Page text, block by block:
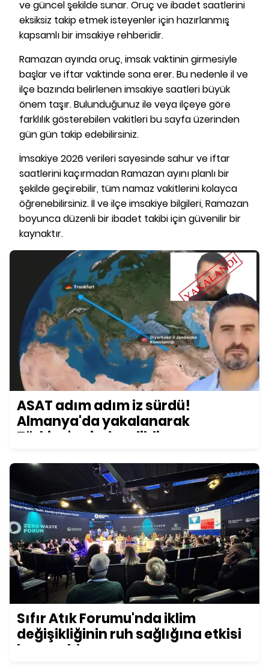
ve güncel şekilde sunar. Oruç ve ibadet saatlerini
eksiksiz takip etmek isteyenler için hazırlanmış
kapsamlı bir imsakiye rehberidir.
Ramazan ayında oruç, imsak vaktinin girmesiyle
başlar ve iftar vaktinde sona erer. Bu nedenle il ve
ilçe bazında belirlenen imsakiye saatleri büyük
önem taşır. Bulunduğunuz ile veya ilçeye göre
farklılık gösterebilen vakitleri bu sayfa üzerinden
gün gün takip edebilirsiniz.
İmsakiye 2026 verileri sayesinde sahur ve iftar
saatlerini kaçırmadan Ramazan ayını planlı bir
şekilde geçirebilir, tüm namaz vakitlerini kolayca
öğrenebilirsiniz. İl ve ilçe imsakiye bilgileri, Ramazan
boyunca düzenli bir ibadet takibi için güvenilir bir
kaynaktır.
ASAT adım adım iz sürdü!
Almanya'da yakalanarak
Türkiye'ye iade edildi
Sıfır Atık Forumu'nda iklim
değişikliğinin ruh sağlığına etkisi
konuşuldu